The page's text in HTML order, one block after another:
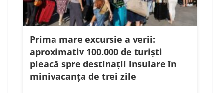
Prima mare excursie a verii:
aproximativ 100.000 de turiști
pleacă spre destinații insulare în
minivacanța de trei zile